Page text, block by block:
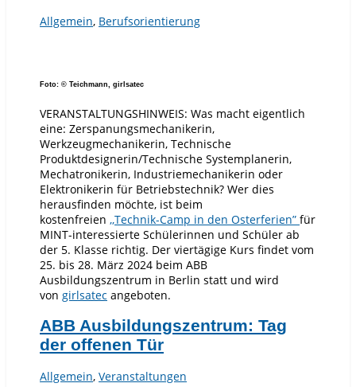
Allgemein, Berufsorientierung
Foto: © Teichmann, girlsatec
VERANSTALTUNGSHINWEIS: Was macht eigentlich
eine: Zerspanungsmechanikerin,
Werkzeugmechanikerin, Technische
Produktdesignerin/Technische Systemplanerin,
Mechatronikerin, Industriemechanikerin oder
Elektronikerin für Betriebstechnik? Wer dies
herausfinden möchte, ist beim
kostenfreien ,,Technik-Camp in den Osterferien” für
MINT-interessierte Schülerinnen und Schüler ab
der 5. Klasse richtig. Der viertägige Kurs findet vom
25. bis 28. März 2024 beim ABB
Ausbildungszentrum in Berlin statt und wird
von girlsatec angeboten.
ABB Ausbildungszentrum: Tag
der offenen Tür
Allgemein, Veranstaltungen